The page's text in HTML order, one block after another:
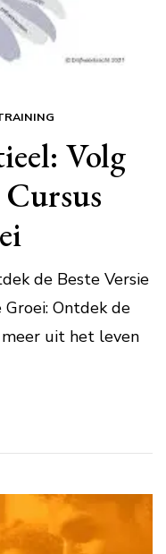
Volg
de Beste Versie
Groei: Ontdek de
uit het leven